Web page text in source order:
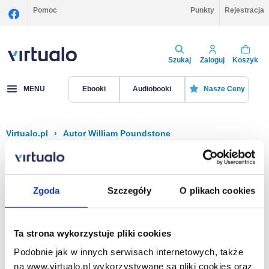
Zgoda Szczegóły O plikach cookies
Ta strona wykorzystuje pliki cookies
Podobnie jak w innych serwisach internetowych, także
na www.virtualo.pl wykorzystywane są pliki cookies oraz
Pomoc Punkty Rejestracja
Szukaj Zaloguj Koszyk
MENU Ebooki Audiobooki Nasze Ceny
Virtualo.pl › Autor William Poundstone
Filtruj Sortuj
Na stronie